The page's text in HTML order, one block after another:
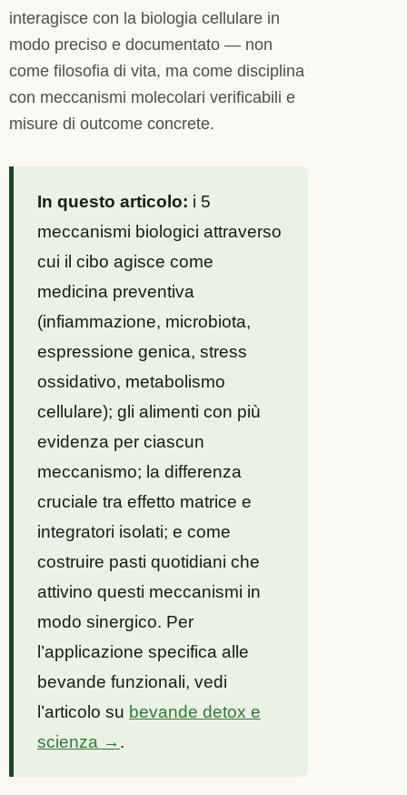
interagisce con la biologia cellulare in
modo preciso e documentato — non
come filosofia di vita, ma come disciplina
con meccanismi molecolari verificabili e
misure di outcome concrete.
In questo articolo: i 5
meccanismi biologici attraverso
cui il cibo agisce come
medicina preventiva
(infiammazione, microbiota,
espressione genica, stress
ossidativo, metabolismo
cellulare); gli alimenti con più
evidenza per ciascun
meccanismo; la differenza
cruciale tra effetto matrice e
integratori isolati; e come
costruire pasti quotidiani che
attivino questi meccanismi in
modo sinergico. Per
l’applicazione specifica alle
bevande funzionali, vedi
l’articolo su bevande detox e
scienza → .